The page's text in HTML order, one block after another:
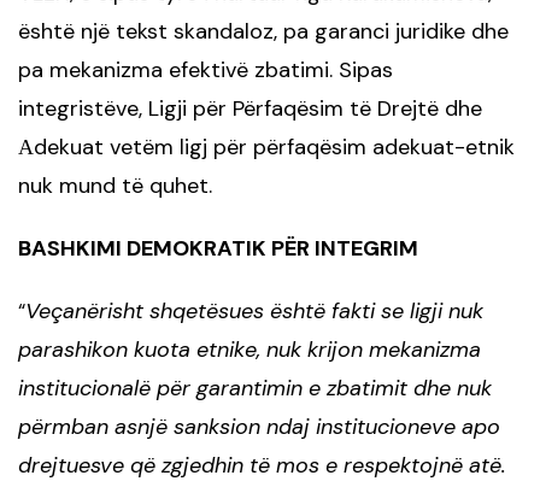
është një tekst skandaloz, pa garanci juridike dhe
pa mekanizma efektivë zbatimi. Sipas
integristëve, Ligji për Përfaqësim të Drejtë dhe
Аdekuat vetëm ligj për përfaqësim adekuat-etnik
nuk mund të quhet.
BASHKIMI DEMOKRATIK PËR INTEGRIM
“Veçanërisht shqetësues është fakti se ligji nuk
parashikon kuota etnike, nuk krijon mekanizma
institucionalë për garantimin e zbatimit dhe nuk
përmban asnjë sanksion ndaj institucioneve apo
drejtuesve që zgjedhin të mos e respektojnë atë.